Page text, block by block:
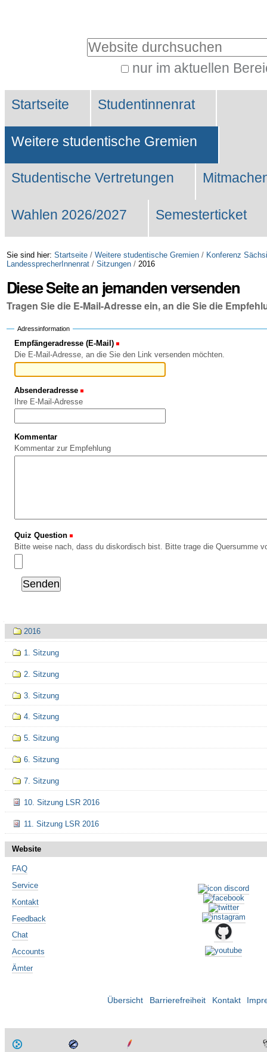
Website durchsuchen
nur im aktuellen
Suche…
Sektionen
Startseite Studentinnenrat
Weitere studentische Gremien
Studentische Vertretungen
Wahlen 2026/2027 Semesterticket
Sie sind hier: Startseite / Weitere studentische Gremien / Konferenz
LandessprecherInnenrat / Sitzungen / 2016
Diese Seite an jemanden versenden
Tragen Sie die E-Mail-Adresse ein, an die Sie die
Adressinformation
Empfängeradresse (E-Mail)
Die E-Mail-Adresse, an die Sie den Link versenden möchten.
Absenderadresse
Ihre E-Mail-Adresse
Kommentar
Kommentar zur Empfehlung
Quiz Question
Bitte weise nach, dass du diskordisch bist. Bitte trage die Quersumme
Navigation
2016
1. Sitzung
2. Sitzung
3. Sitzung
4. Sitzung
5. Sitzung
6. Sitzung
7. Sitzung
10. Sitzung LSR 2016
11. Sitzung LSR 2016
Website
FAQ
Service
Kontakt
Feedback
Chat
Accounts
Ämter
Übersicht Barrierefreiheit Kontakt